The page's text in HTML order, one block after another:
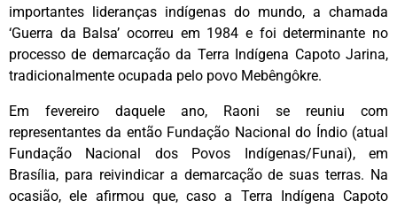
importantes lideranças indígenas do mundo, a chamada
‘Guerra da Balsa’ ocorreu em 1984 e foi determinante no
processo de demarcação da Terra Indígena Capoto Jarina,
tradicionalmente ocupada pelo povo Mebêngôkre.
Em fevereiro daquele ano, Raoni se reuniu com
representantes da então Fundação Nacional do Índio (atual
Fundação Nacional dos Povos Indígenas/Funai), em
Brasília, para reivindicar a demarcação de suas terras. Na
ocasião, ele afirmou que, caso a Terra Indígena Capoto